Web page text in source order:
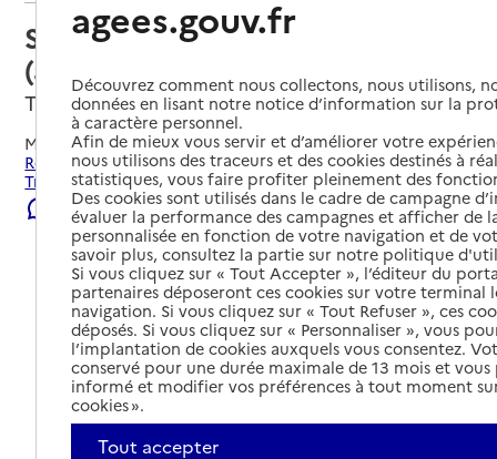
Service autonomie à domicile
(aide) – Services de l'APAHD
Troyes, AUBE
Mis à jour le22/07/2026
Rechercher les établissements et services autour de
Troyes.
Signaler une erreur
agees.gouv.fr
Découvrez comment nous collectons, nous utilisons,
données en lisant notre notice d’information sur la
à caractère personnel.
Afin de mieux vous servir et d’améliorer votre
nous utilisons des traceurs et des cookies destinés à
statistiques, vous faire profiter pleinement des
Des cookies sont utilisés dans le cadre de campagne
évaluer la performance des campagnes et afficher de
personnalisée en fonction de votre navigation et de
savoir plus, consultez la partie sur notre politique
Si vous cliquez sur « Tout Accepter », l’éditeur du
partenaires déposeront ces cookies sur votre terminal
navigation. Si vous cliquez sur « Tout Refuser », ces
déposés. Si vous cliquez sur « Personnaliser », vous
l’implantation de cookies auxquels vous consentez.
conservé pour une durée maximale de 13 mois et
informé et modifier vos préférences à tout moment
cookies ».
Tout accepter